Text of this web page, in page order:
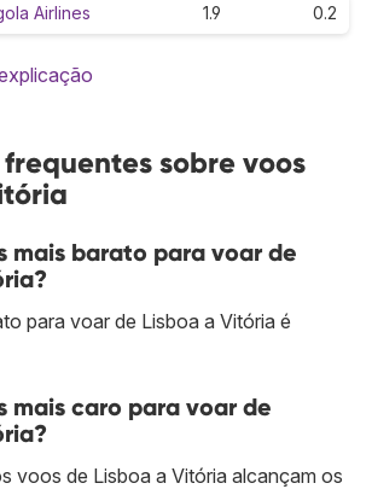
Airlines 1.9 0.2
sobre voos
mais barato para voar de
para voar de Lisboa a Vitória é
mais caro para voar de
voos de Lisboa a Vitória alcançam os